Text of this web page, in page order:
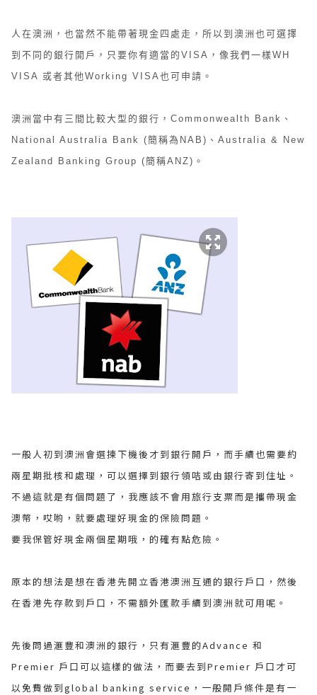
人在澳洲，也當然不能帶著現金四處走，所以到澳洲也可選擇
到不同的銀行開戶，只要你有適當的VISA，像我們一樣WH
VISA 或者其他Working VISA也可申請。
澳洲當中有三間比較大型的銀行，Commonwealth Bank、
National Australia Bank (簡稱為NAB)、Australia & New
Zealand Banking Group (簡稱ANZ)。
一般人初到澳洲會選揀下機後才到銀行開戶，而手續也需要約
兩星期批核和處理，可以選擇到銀行領咭或由銀行寄到住址。
不過這就是有個問題了，我應該不會用旅行支票而是攜帶現金
澳幣，哎喲，就要處理好現金的保險問題。
要我保管好現金兩個星期哦，的確有點危險。
原本的想法是想在香港先開立香港澳洲互通的銀行戶口，然後
在香港先存款到戶口，不需額外匯款手續到澳洲就可用呢。
先後問過滙豐和澳洲的銀行，只有滙豐的Advance 和
Premier 戶口可以這樣的做法，而要去到Premier 戶口才可
以免費做到global banking service，一般開戶條件是有一